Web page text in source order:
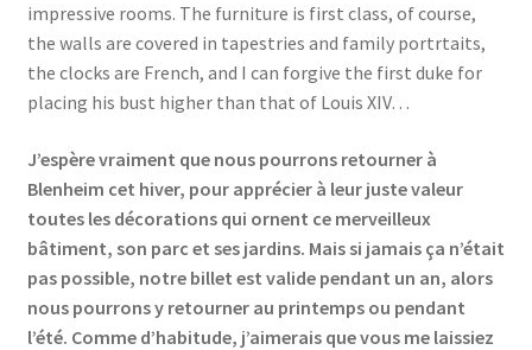
impressive rooms. The furniture is first class, of course,
the walls are covered in tapestries and family portrtaits,
the clocks are French, and I can forgive the first duke for
placing his bust higher than that of Louis XIV…
J’espère vraiment que nous pourrons retourner à
Blenheim cet hiver, pour apprécier à leur juste valeur
toutes les décorations qui ornent ce merveilleux
bâtiment, son parc et ses jardins. Mais si jamais ça n’était
pas possible, notre billet est valide pendant un an, alors
nous pourrons y retourner au printemps ou pendant
l’été. Comme d’habitude, j’aimerais que vous me laissiez